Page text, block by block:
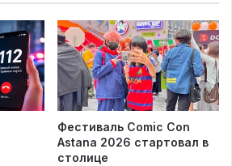
Фестиваль Comic Con
Astana 2026 стартовал в
столице